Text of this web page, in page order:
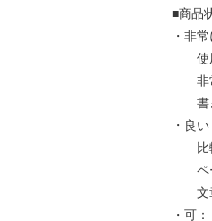
■商品
・非
使用
非常
書き
・良い
比較
ペー
文章
・可：